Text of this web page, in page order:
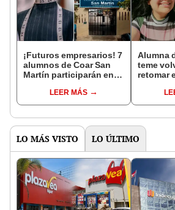
¡Futuros empresarios! 7
alumnos de Coar San
Martín participarán en
emprendimientos
LEER MÁS
Alumna
teme
retomar
LO MÁS VISTO LO ÚLTIMO